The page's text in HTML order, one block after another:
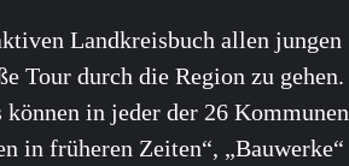
Landkreisbuch allen jungen
Tour durch die Region zu gehen.
in jeder der 26 Kommunen
in früheren Zeiten“, „Bauwerke“